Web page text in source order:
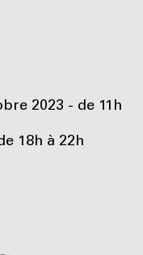
2023 - de 11h
18h à 22h